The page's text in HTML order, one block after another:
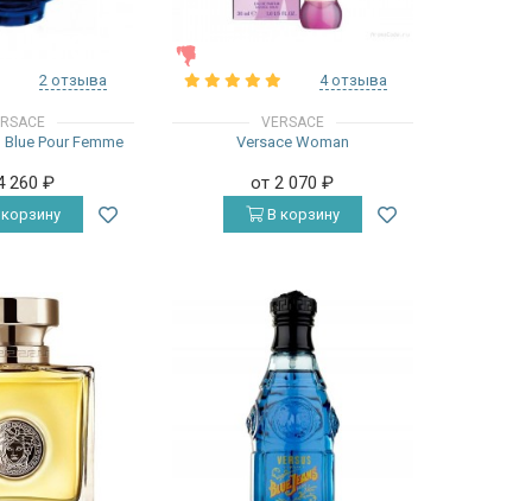
2 отзыва
Pour Femme
260₽
4 отзыва
VERSACE
Versace Woman
от 2 070₽
В корзину